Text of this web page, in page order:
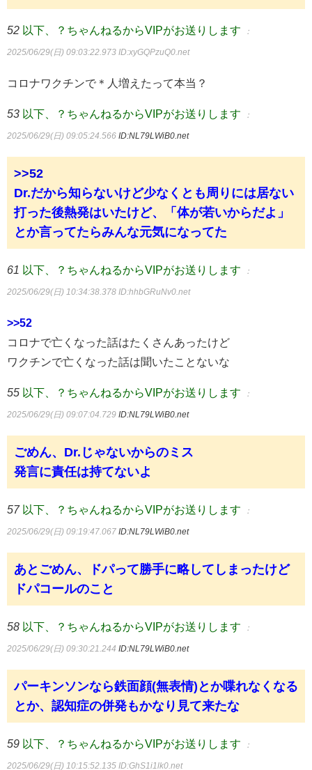
52 以下、？ちゃんねるからVIPがお送りします ：
2025/06/29(日) 09:03:22.973 ID:xyGQPzuQ0.net
コロナワクチンで＊人増えたって本当？
53 以下、？ちゃんねるからVIPがお送りします ：
2025/06/29(日) 09:05:24.566 ID:NL79LWiB0.net
>>52
Dr.だから知らないけど少なくとも周りには居ない
打った後熱発はいたけど、「体が若いからだよ」
とか言ってたらみんな元気になってた
61 以下、？ちゃんねるからVIPがお送りします ：
2025/06/29(日) 10:34:38.378 ID:hhbGRuNv0.net
>>52
コロナで亡くなった話はたくさんあったけど
ワクチンで亡くなった話は聞いたことないな
55 以下、？ちゃんねるからVIPがお送りします ：
2025/06/29(日) 09:07:04.729 ID:NL79LWiB0.net
ごめん、Dr.じゃないからのミス
発言に責任は持てないよ
57 以下、？ちゃんねるからVIPがお送りします ：
2025/06/29(日) 09:19:47.067 ID:NL79LWiB0.net
あとごめん、ドパって勝手に略してしまったけど
ドパコールのこと
58 以下、？ちゃんねるからVIPがお送りします ：
2025/06/29(日) 09:30:21.244 ID:NL79LWiB0.net
パーキンソンなら鉄面顔(無表情)とか喋れなくなる
とか、認知症の併発もかなり見て来たな
59 以下、？ちゃんねるからVIPがお送りします ：
2025/06/29(日) 10:15:52.135 ID:GhS1i1lk0.net